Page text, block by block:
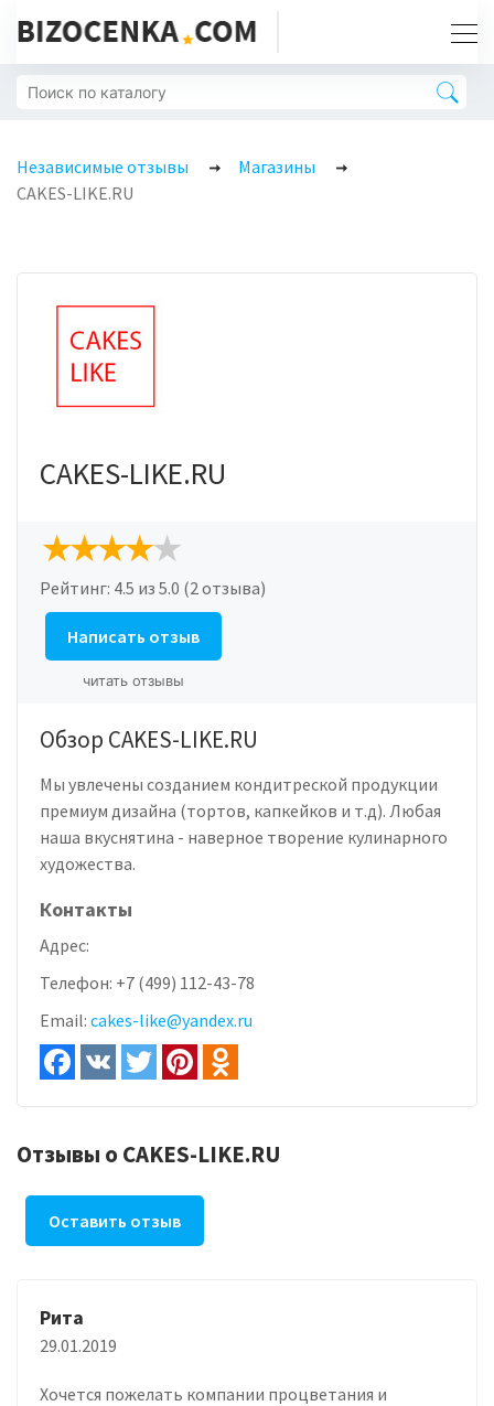
Независимые отзывы
Магазины
CAKES-LIKE.RU
CAKES-LIKE.RU
Рейтинг: 4.5 из 5.0 (2 отзыва)
Написать отзыв
читать отзывы
Обзор CAKES-LIKE.RU
Мы увлечены созданием кондитреской продукции
премиум дизайна (тортов, капкейков и т.д). Любая
наша вкуснятина - наверное творение кулинарного
художества.
Контакты
Адрес:
Телефон: +7 (499) 112-43-78
Email: cakes-like@yandex.ru
Отзывы о CAKES-LIKE.RU
Оставить отзыв
Рита
29.01.2019
Хочется пожелать компании процветания и